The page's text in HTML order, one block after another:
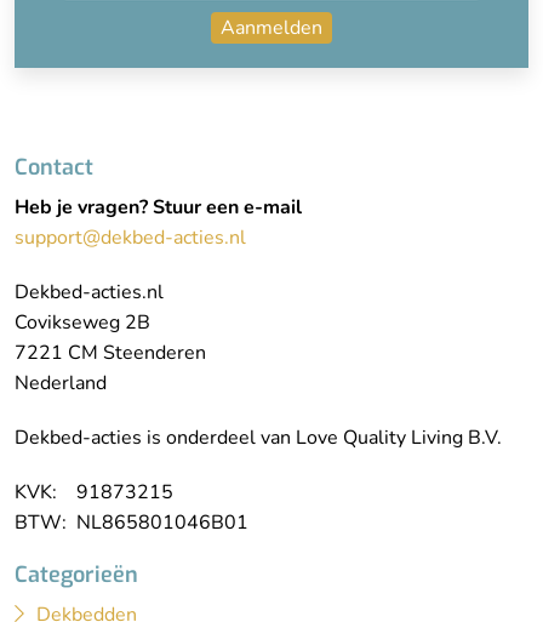
Aanmelden
Contact
Heb je vragen? Stuur een e-mail
support@dekbed-acties.nl
Dekbed-acties.nl
Covikseweg 2B
7221 CM Steenderen
Nederland
Dekbed-acties is onderdeel van Love Quality Living B.V.
KVK: 91873215
BTW: NL865801046B01
Categorieën
Dekbedden